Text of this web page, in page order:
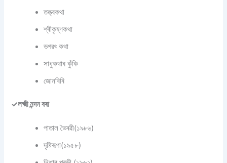
তত্ত্বকথা
শ্ৰীকৃষ্ণকথা
ভগৱৎ কথা
সাধুকথাৰ কুঁকি
জোনবিৰি
✓লক্ষ্মী নন্দন বৰা
পাতাল ভৈৰৱী(১৯৮৬)
দৃষ্টিৰূপা(১৯৫৮)